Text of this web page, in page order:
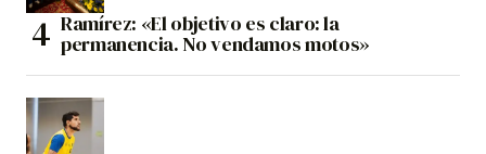
Ramírez: «El objetivo es claro: la
permanencia. No vendamos motos»